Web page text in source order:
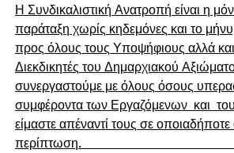
Η Συνδικαλιστική Ανατροπή είναι η
παράταξη χωρίς κηδεμόνες και το
προς όλους τους Υποψήφιους αλλά
Διεκδικητές του Δημαρχιακού
συνεργαστούμε με όλους όσους
συμφέροντα των Εργαζόμενων και
είμαστε απέναντί τους σε